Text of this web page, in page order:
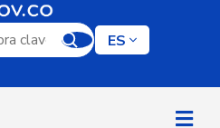
por palabra clave
ES